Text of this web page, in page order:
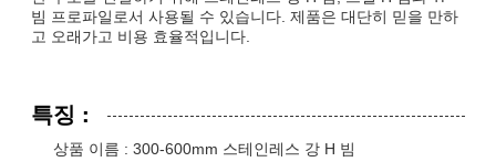
빔 프로파일로서 사용될 수 있습니다. 제품은 대단히 믿을 만하
고 오래가고 비용 효율적입니다.
특징 :
상품 이름 : 300-600mm 스테인레스 강 H 빔